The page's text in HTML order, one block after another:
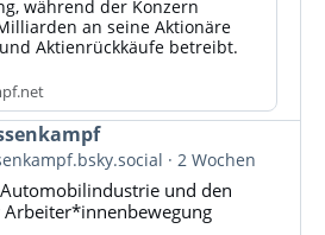
während der Konzern
an seine Aktionäre
Aktienrückkäufe betreibt.
2 Wochen
und den
Arbeiter*innenbewegung